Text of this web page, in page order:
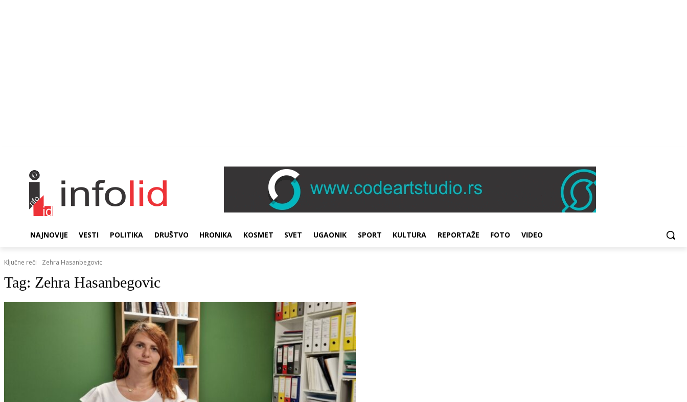
NAJNOVIJE VESTI POLITIKA DRUŠTVO HRONIKA KOSMET SVET UGAONIK SPORT KULTURA REPORTAŽE FOTO VIDEO
Ključne reči Zehra Hasanbegovic
Tag: Zehra Hasanbegovic